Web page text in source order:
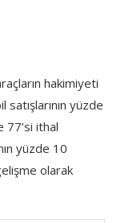
hakimiyeti
yüzde
77’si ithal
yüzde 10
olarak